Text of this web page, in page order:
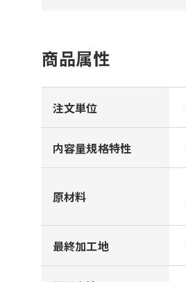
商品属性
注文単位
内容量規格特性
原材料
最終加工地